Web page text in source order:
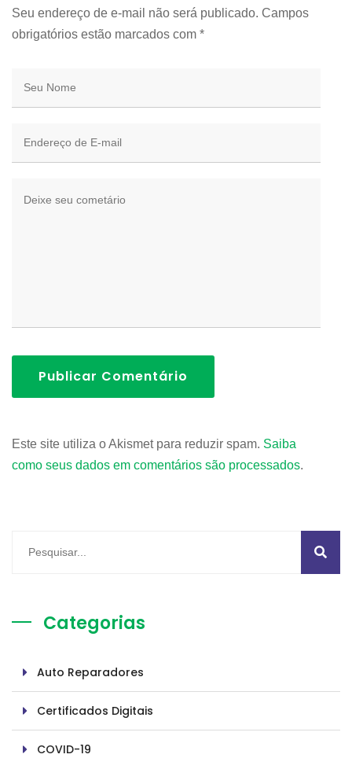
Seu endereço de e-mail não será publicado. Campos
obrigatórios estão marcados com *
Publicar Comentário
Este site utiliza o Akismet para reduzir spam. Saiba
como seus dados em comentários são processados.
Categorias
Auto Reparadores
Certificados Digitais
COVID-19